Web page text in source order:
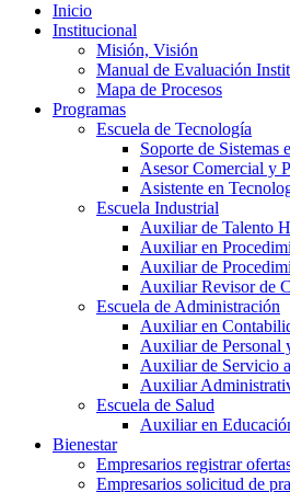
Inicio
Institucional
Misión, Visión
Manual de Evaluación
Mapa de Procesos
Programas
Escuela de Tecnología
Soporte de Sistemas
Asesor Comercial y
Asistente en
Escuela Industrial
Auxiliar de Talento
Auxiliar en
Auxiliar de
Auxiliar Revisor de
Escuela de Administración
Auxiliar en
Auxiliar de Personal
Auxiliar de Servicio
Auxiliar
Escuela de Salud
Auxiliar en
Bienestar
Empresarios registrar
Empresarios solicitud de